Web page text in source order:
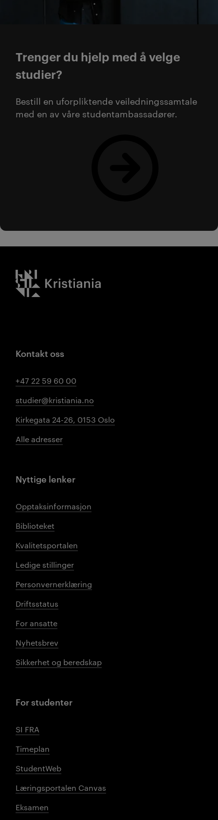
Trenger du hjelp med å velge
studier?
Bestill en uforpliktende veiledningssamtale
med en av våre studentambassadører.
Kristiania logo
Kontakt oss
+47 22 59 60 00
studier@kristiania.no
Kirkegata 24-26, 0153 Oslo
Alle adresser
Nyttige lenker
Opptaksinformasjon
Biblioteket
Kvalitetsportalen
Ledige stillinger
Personvernerklæring
Driftsstatus
For ansatte
Nyhetsbrev
Sikkerhet og beredskap
For studenter
SI FRA
Timeplan
StudentWeb
Læringsportalen Canvas
Eksamen